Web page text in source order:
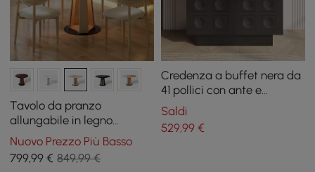
Tavolo da pranzo
allungabile in legno
sbiancato da 91-119 cm con
luce LED, posti a sedere per
2-4 persone
Nuovo Prezzo Più Basso
799,99 € 849,99 €
Credenza a buffet nera da
41 pollici con ante e
cassetti, moderno mobile
da cucina con motivo
circolare
Saldi
529,99€